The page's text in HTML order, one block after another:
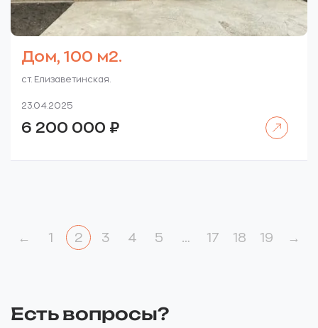
Дом, 100 м2.
ст. Елизаветинская.
23.04.2025
6 200 000 ₽
← 1 2 3 4 5 17 18 19 →
Есть вопросы?